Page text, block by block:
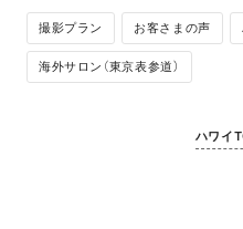
撮影プラン お客さまの声
海外サロン（東京表参道）
ハワイ